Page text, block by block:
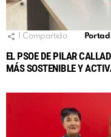
Compartido
EL PSOE DE PILAR
MÁS SOSTENIBLE Y